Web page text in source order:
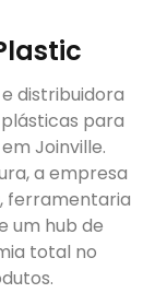
distribuidora
para
Joinville.
a empresa
ferramentaria
um hub de
total no